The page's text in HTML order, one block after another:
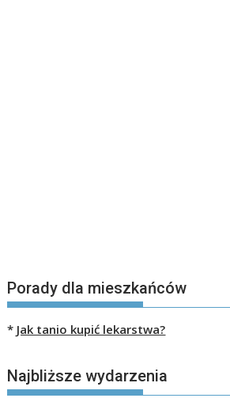
Porady dla mieszkańców
* Jak tanio kupić lekarstwa?
Najbliższe wydarzenia